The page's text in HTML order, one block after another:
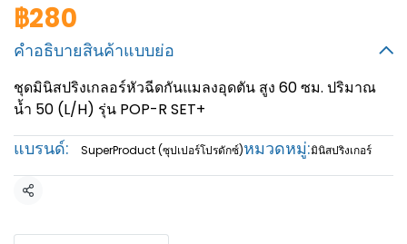
฿280
คำอธิบายสินค้าแบบย่อ
ชุดมินิสปริงเกลอร์หัวฉีดกันแมลงอุดตัน สูง 60 ซม. ปริมาณ
น้ำ 50 (L/H) รุ่น POP-R SET+
แบรนด์: SuperProduct (ซุปเปอร์โปรดักซ์)หมวดหมู่:มินิสปริงเกอร์
แชร์